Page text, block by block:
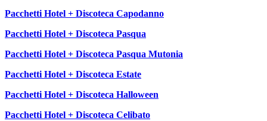
Pacchetti Hotel + Discoteca Capodanno
Pacchetti Hotel + Discoteca Pasqua
Pacchetti Hotel + Discoteca Pasqua Mutonia
Pacchetti Hotel + Discoteca Estate
Pacchetti Hotel + Discoteca Halloween
Pacchetti Hotel + Discoteca Celibato